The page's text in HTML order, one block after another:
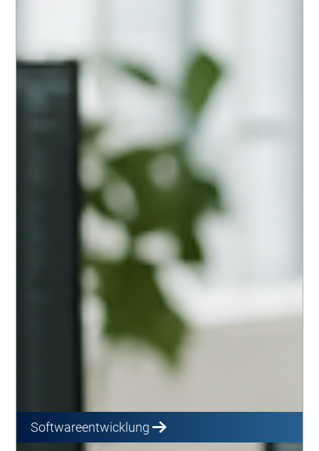
Softwareentwicklung